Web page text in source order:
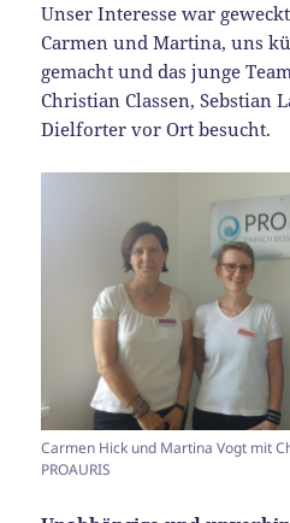
Unser Interesse war
Carmen und Martina, uns
gemacht und das junge
Christian Classen, Sebstian
Dielforter vor Ort besucht.
Carmen Hick und Martina Vogt mit
PROAURIS